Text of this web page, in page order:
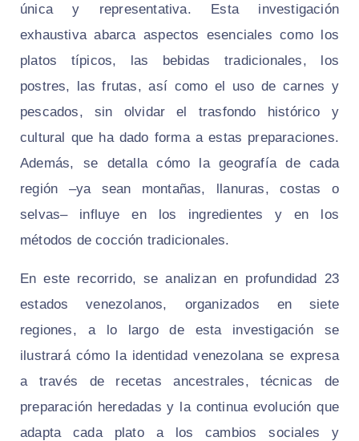
única y representativa. Esta investigación
exhaustiva abarca aspectos esenciales como los
platos típicos, las bebidas tradicionales, los
postres, las frutas, así como el uso de carnes y
pescados, sin olvidar el trasfondo histórico y
cultural que ha dado forma a estas preparaciones.
Además, se detalla cómo la geografía de cada
región –ya sean montañas, llanuras, costas o
selvas– influye en los ingredientes y en los
métodos de cocción tradicionales.
En este recorrido, se analizan en profundidad 23
estados venezolanos, organizados en siete
regiones, a lo largo de esta investigación se
ilustrará cómo la identidad venezolana se expresa
a través de recetas ancestrales, técnicas de
preparación heredadas y la continua evolución que
adapta cada plato a los cambios sociales y